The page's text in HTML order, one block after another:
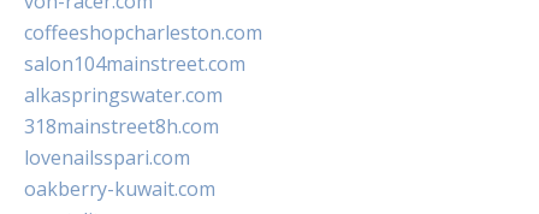
coffeeshopcharleston.com
salon104mainstreet.com
alkaspringswater.com
318mainstreet8h.com
lovenailsspari.com
oakberry-kuwait.com